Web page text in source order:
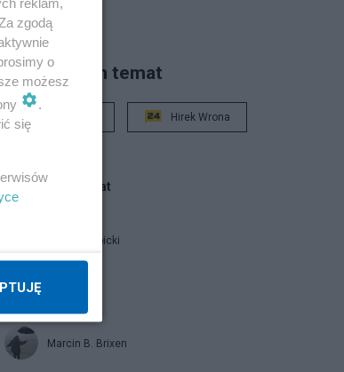
Piszą na ten temat
Hirek Wrona
Blogi na ten temat
Jan Filip Libicki
Marcin B. Brixen
zgodą
o
możesz
.
się